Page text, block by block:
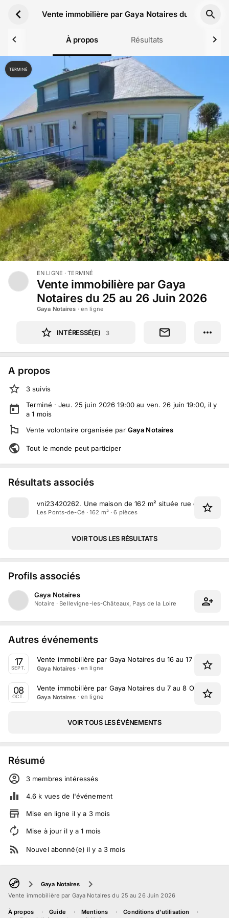
Vente immobilière par Gaya Notaires du 25 au 26
À propos Résultats
TERMINÉ
EN LIGNE · TERMINÉ
Vente immobilière par Gaya
Notaires du 25 au 26 Juin 2026
Gaya Notaires · en ligne
INTÉRESSÉ(E) 3
A propos
3 suivis
Terminé ·Jeu. 25 juin 2026 19:00 au ven. 26 juin 19:00, il y
a1 mois
Vente volontaire organisée par Gaya Notaires
Tout le monde peut participer
Résultats associés
vni23420262. Une maison de 162 m² située rue du
Les Ponts-de-Cé · 162 m² · 6 pièces
VOIR TOUS LES RÉSULTATS
Profils associés
Gaya Notaires
Notaire · Bellevigne-les-Châteaux, Pays de la Loire
Autres événements
17
SEPT.
Vente immobilière par Gaya Notaires du 16 au 17
Gaya Notaires · en ligne
08
OCT.
Vente immobilière par Gaya Notaires du 7 au 8 Octobre
Gaya Notaires · en ligne
VOIR TOUS LES ÉVÉNEMENTS
Résumé
3 membres intéressés
4.6 k vues de l'événement
Mise en ligne il y a 3 mois
Mise à jour il y a1 mois
Nouvel abonné(e) il y a 3 mois
Gaya Notaires
Vente immobilière par Gaya Notaires du 25 au 26 Juin 2026
À propos Guide Mentions
Conditions d'utilisation